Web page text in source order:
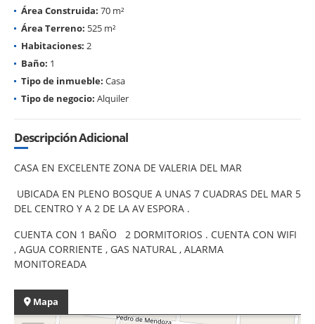
Área Construida: 70 m²
Área Terreno: 525 m²
Habitaciones: 2
Baño: 1
Tipo de inmueble: Casa
Tipo de negocio: Alquiler
Descripción Adicional
CASA EN EXCELENTE ZONA DE VALERIA DEL MAR
UBICADA EN PLENO BOSQUE A UNAS 7 CUADRAS DEL MAR 5
DEL CENTRO Y A 2 DE LA AV ESPORA .
CUENTA CON 1 BAÑO 2 DORMITORIOS . CUENTA CON WIFI
, AGUA CORRIENTE , GAS NATURAL , ALARMA
MONITOREADA
Mapa